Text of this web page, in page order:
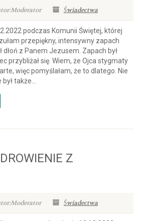
Świadectwa
podczas Komunii Świętej, której
przepiękny, intensywny zapach
dłoń z Panem Jezusem. Zapach był
przybliżał się. Wiem, że Ojca stygmaty
więc pomyślałam, że to dlatego. Nie
także...
Z
Świadectwa